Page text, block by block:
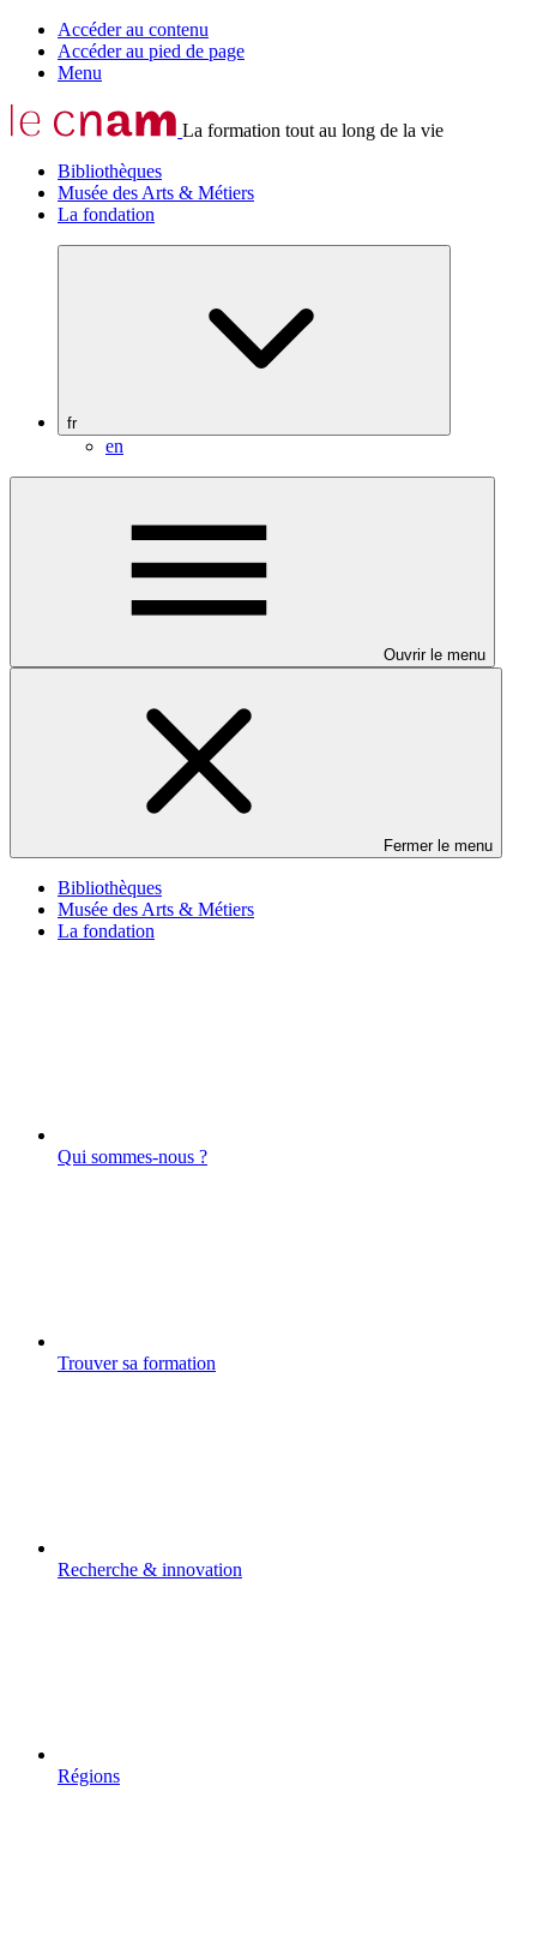
Accéder au contenu
Accéder au pied de page
Menu
La formation tout au long de la vie
Bibliothèques
Musée des Arts & Métiers
La fondation
fr
en
Ouvrir le menu
Fermer le menu
Bibliothèques
Musée des Arts & Métiers
La fondation
Qui sommes-nous ?
Trouver sa formation
Recherche & innovation
Régions